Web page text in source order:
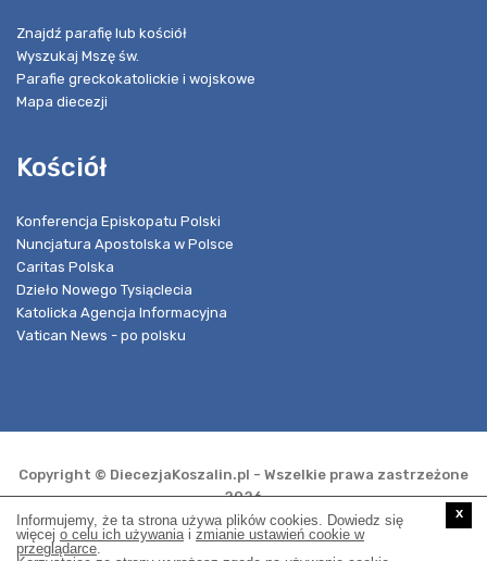
Znajdź parafię lub kościół
Wyszukaj Mszę św.
Parafie greckokatolickie i wojskowe
Mapa diecezji
Kościół
Konferencja Episkopatu Polski
Nuncjatura Apostolska w Polsce
Caritas Polska
Dzieło Nowego Tysiąclecia
Katolicka Agencja Informacyjna
Vatican News - po polsku
Copyright © DiecezjaKoszalin.pl - Wszelkie prawa zastrzeżone
2026
Realizacja i opieka techniczna:
Informujemy, że ta strona używa plików cookies. Dowiedz się
więcej o celu ich używaniai zmianie ustawień cookie w
przeglądarce.
x